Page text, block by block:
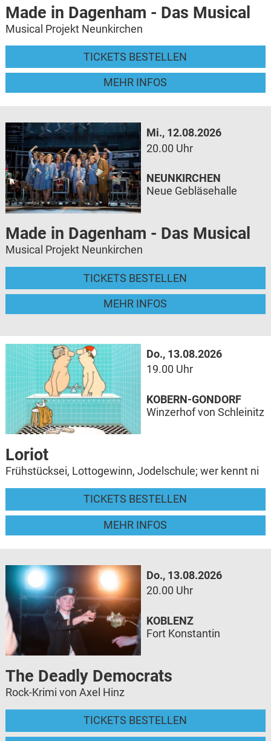
Made in Dagenham - Das Musical
Musical Projekt Neunkirchen
TICKETS BESTELLEN
MEHR INFOS
Mi., 12.08.2026
20.00 Uhr
Made in Dagenham - Das Musical
Musical Projekt Neunkirchen
TICKETS BESTELLEN
MEHR INFOS
NEUNKIRCHEN
Neue Gebläsehalle
Do., 13.08.2026
19.00 Uhr
Loriot
Frühstücksei, Lottogewinn, Jodelschule; wer kennt ni
TICKETS BESTELLEN
MEHR INFOS
KOBERN-GONDORF
Winzerhof von Schleinitz
Do., 13.08.2026
20.00 Uhr
The Deadly Democrats
Rock-Krimi von Axel Hinz
TICKETS BESTELLEN
KOBLENZ
Fort Konstantin